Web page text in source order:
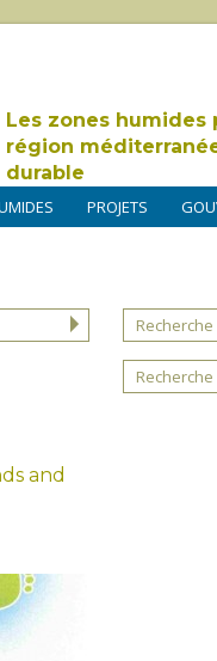
Les zones humides
région
durable
PROJETS
and